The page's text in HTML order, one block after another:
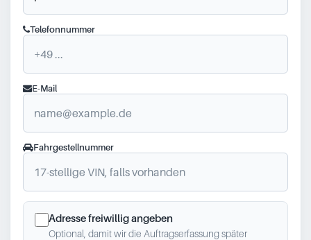
Telefonnummer
E-Mail
Fahrgestellnummer
Adresse freiwillig angeben
Optional, damit wir die Auftragserfassung später